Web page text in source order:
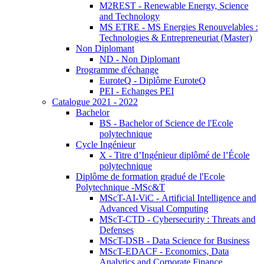
M2REST - Renewable Energy, Science
and Technology
MS ETRE - MS Energies Renouvelables :
Technologies & Entrepreneuriat (Master)
Non Diplomant
ND - Non Diplomant
Programme d'échange
EuroteQ - Diplôme EuroteQ
PEI - Echanges PEI
Catalogue 2021 - 2022
Bachelor
BS - Bachelor of Science de l'Ecole
polytechnique
Cycle Ingénieur
X - Titre d’Ingénieur diplômé de l’École
polytechnique
Diplôme de formation gradué de l'Ecole
Polytechnique -MSc&T
MScT-AI-ViC - Artificial Intelligence and
Advanced Visual Computing
MScT-CTD - Cybersecurity : Threats and
Defenses
MScT-DSB - Data Science for Business
MScT-EDACF - Economics, Data
Analytics and Corporate Finance